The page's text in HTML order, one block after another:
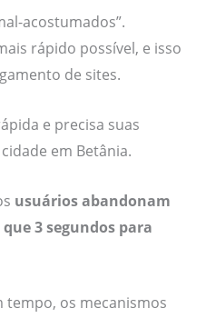
acostumados”.
rápido possível, e isso
de sites.
e precisa suas
em Betânia.
usuários abandonam
3 segundos para
tempo, os mecanismos